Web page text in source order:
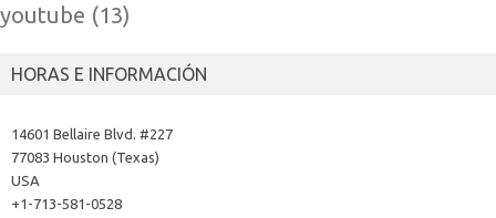
youtube (13)
HORAS E INFORMACIÓN
14601 Bellaire Blvd. #227
77083 Houston (Texas)
USA
+1-713-581-0528